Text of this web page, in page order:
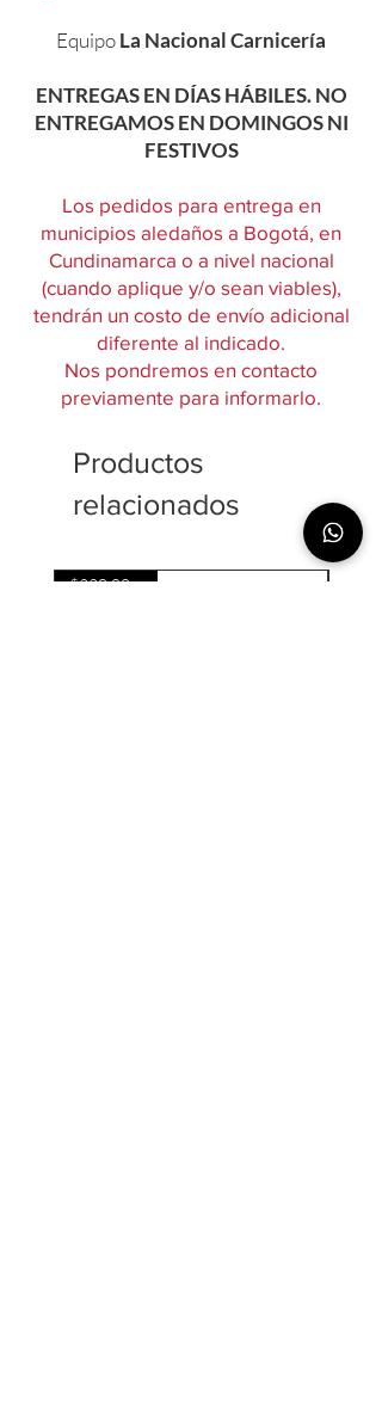
EquipoLa Nacional Carnicería
ENTREGAS EN DÍAS HÁBILES. NO
ENTREGAMOS EN DOMINGOS NI
FESTIVOS
Los pedidos para entrega en
municipios aledaños a Bogotá, en
Cundinamarca o a nivel nacional
(cuando aplique y/o sean viables),
tendrán un costo de envío adicional
diferente al indicado.
Nos pondremos en contacto
previamente para informarlo.
Productos
relacionados
$220,000 / kg